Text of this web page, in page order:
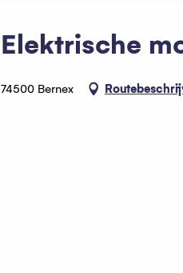
Elektrische
74500 Bernex